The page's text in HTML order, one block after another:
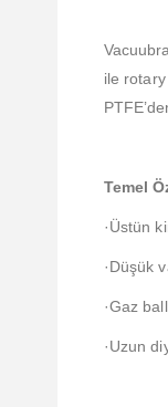
ile
Temel
·Üstün
·Düşük
·Gaz
·Uzun